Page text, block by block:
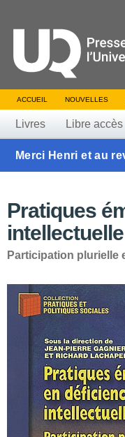
ACCUEIL NOUVELLES
Livres Libre accès
Merci Henri et au
Pratiques
intellectuelle
Participation plurielle